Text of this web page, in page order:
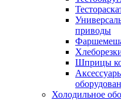
приводы
Шприцы
Холодильное